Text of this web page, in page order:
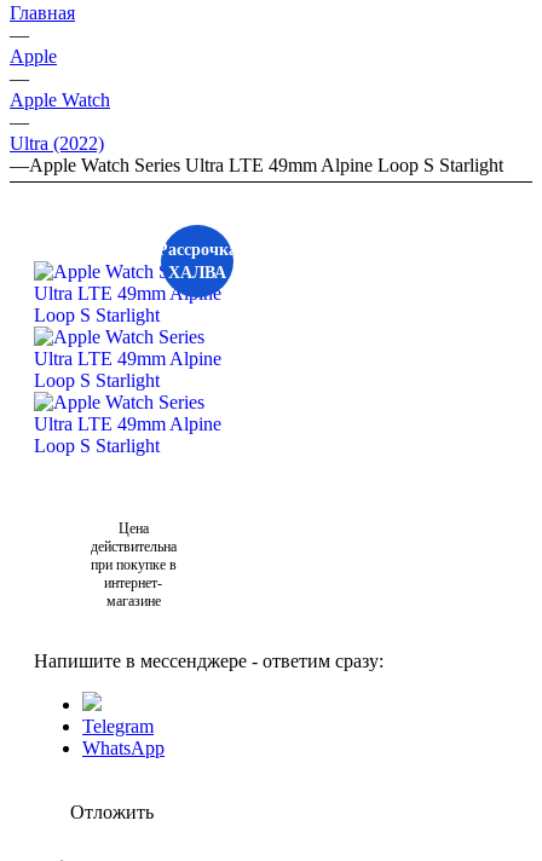
Главная
—
Apple
—
Apple Watch
—
Ultra (2022)
—Apple Watch Series Ultra LTE 49mm Alpine Loop S Starlight
Рассрочка
ХАЛВА
Цена
действительна
при покупке в
интернет-
магазине
Напишите в мессенджере - ответим сразу:
Telegram
WhatsApp
Отложить